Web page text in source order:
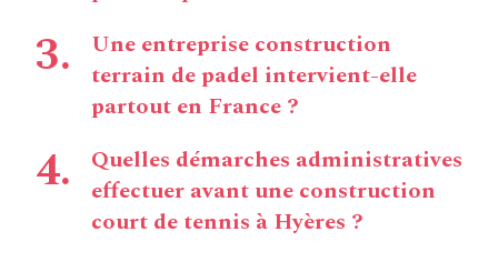
Une entreprise construction
terrain de padel intervient-elle
partout en France ?
Quelles démarches administratives
effectuer avant une construction
court de tennis à Hyères ?